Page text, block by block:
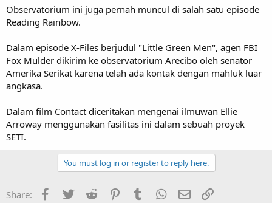
Observatorium ini juga pernah muncul di salah satu episode
Reading Rainbow.
Dalam episode X-Files berjudul "Little Green Men", agen FBI
Fox Mulder dikirim ke observatorium Arecibo oleh senator
Amerika Serikat karena telah ada kontak dengan mahluk luar
angkasa.
Dalam film Contact diceritakan mengenai ilmuwan Ellie
Arroway menggunakan fasilitas ini dalam sebuah proyek
SETI.
You must log in or register to reply here.
Share: Facebook
Twitter Reddit PinterestTumblr WhatsApp
Email